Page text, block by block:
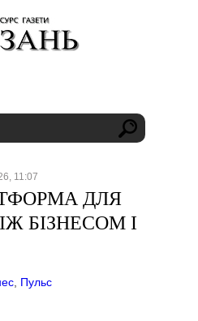
11:07
ДЛЯ
БІЗНЕСОМ І
Пульс